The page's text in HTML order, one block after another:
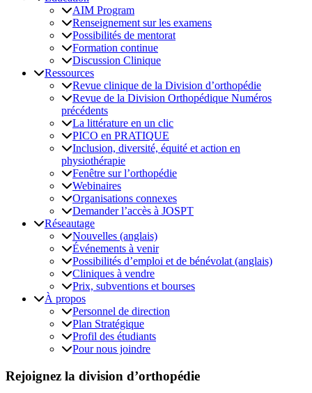
AIM Program
Renseignement sur les examens
Possibilités de mentorat
Formation continue
Discussion Clinique
Ressources
Revue clinique de la Division d’orthopédie
Revue de la Division Orthopédique Numéros
précédents
La littérature en un clic
PICO en PRATIQUE
Inclusion, diversité, équité et action en
physiothérapie
Fenêtre sur l’orthopédie
Webinaires
Organisations connexes
Demander l’accès à JOSPT
Réseautage
Nouvelles (anglais)
Événements à venir
Possibilités d’emploi et de bénévolat (anglais)
Cliniques à vendre
Prix, subventions et bourses
À propos
Personnel de direction
Plan Stratégique
Profil des étudiants
Pour nous joindre
Rejoignez la division d’orthopédie